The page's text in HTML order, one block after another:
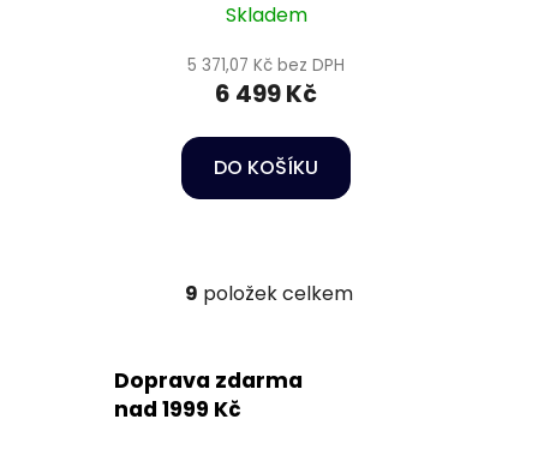
Skladem
5 371,07 Kč bez DPH
6 499 Kč
DO KOŠÍKU
O
á
9 položek celkem
Doprava zdarma
nad 1999 Kč